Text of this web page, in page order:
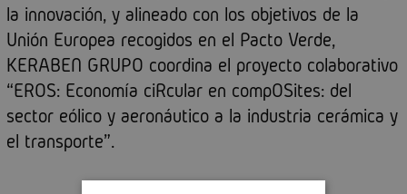
la innovación, y alineado con los objetivos de la
Unión Europea recogidos en el Pacto Verde,
KERABEN GRUPO coordina el proyecto colaborativo
“EROS: Economía ciRcular en compOSites: del
sector eólico y aeronáutico a la industria cerámica y
el transporte”.